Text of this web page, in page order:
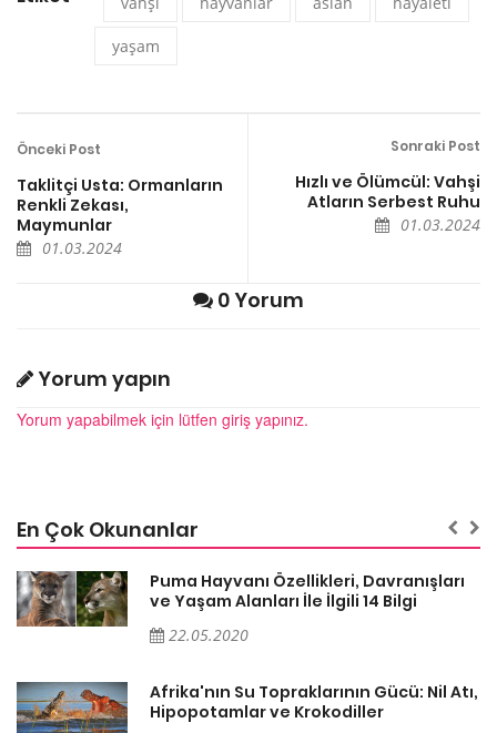
yaşam
Önceki Post
Taklitçi Usta: Ormanların
Renkli Zekası,
Maymunlar
01.03.2024
Sonraki Post
Hızlı ve Ölümcül: Vahşi
Atların Serbest Ruhu
01.03.2024
0 Yorum
Yorum yapın
Yorum yapabilmek için lütfen giriş yapınız.
En Çok Okunanlar
Puma Hayvanı Özellikleri, Davranışları
ve Yaşam Alanları İle İlgili 14 Bilgi
22.05.2020
Afrika'nın Su Topraklarının Gücü: Nil Atı,
Hipopotamlar ve Krokodiller